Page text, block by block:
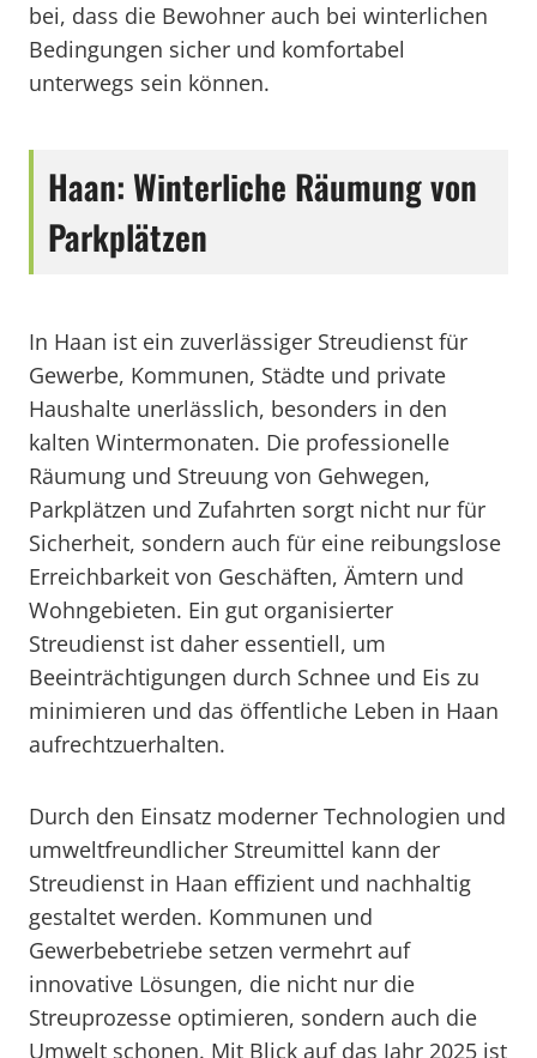
bei, dass die Bewohner auch bei winterlichen
Bedingungen sicher und komfortabel
unterwegs sein können.
Haan: Winterliche Räumung von
Parkplätzen
In Haan ist ein zuverlässiger Streudienst für
Gewerbe, Kommunen, Städte und private
Haushalte unerlässlich, besonders in den
kalten Wintermonaten. Die professionelle
Räumung und Streuung von Gehwegen,
Parkplätzen und Zufahrten sorgt nicht nur für
Sicherheit, sondern auch für eine reibungslose
Erreichbarkeit von Geschäften, Ämtern und
Wohngebieten. Ein gut organisierter
Streudienst ist daher essentiell, um
Beeinträchtigungen durch Schnee und Eis zu
minimieren und das öffentliche Leben in Haan
aufrechtzuerhalten.
Durch den Einsatz moderner Technologien und
umweltfreundlicher Streumittel kann der
Streudienst in Haan effizient und nachhaltig
gestaltet werden. Kommunen und
Gewerbebetriebe setzen vermehrt auf
innovative Lösungen, die nicht nur die
Streuprozesse optimieren, sondern auch die
Umwelt schonen. Mit Blick auf das Jahr 2025 ist